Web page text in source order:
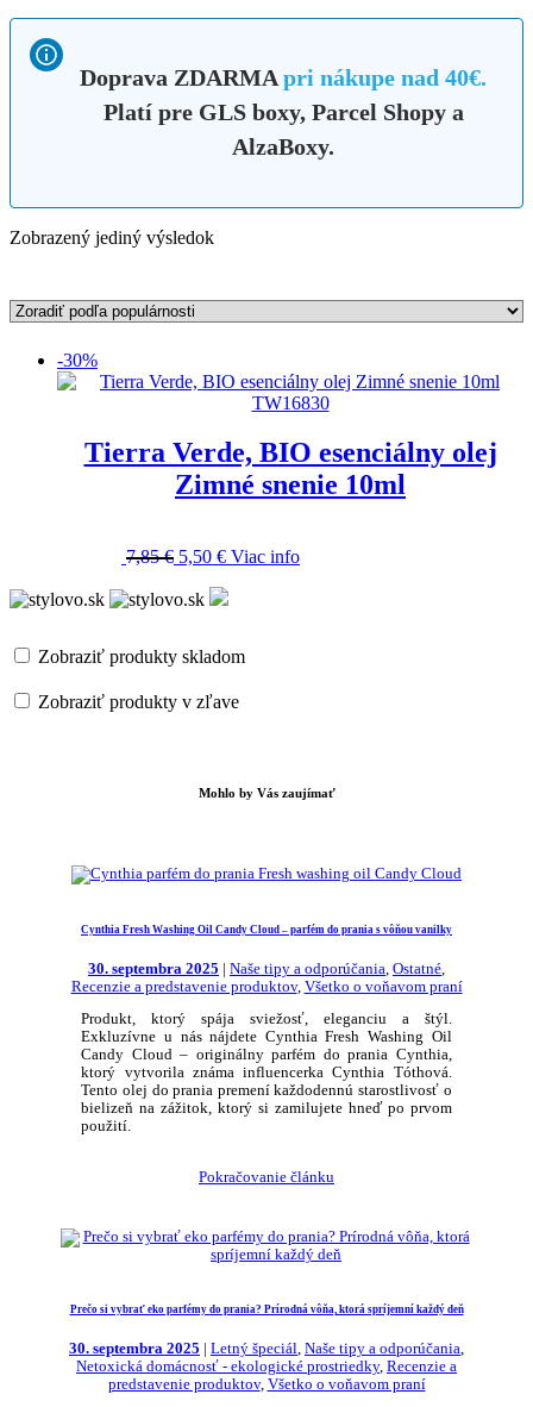
Doprava ZDARMApri nákupe nad 40€.
Platí pre GLS boxy, Parcel Shopy a
AlzaBoxy.
Zobrazený jediný výsledok
-30%
Tierra Verde, BIO esenciálny olej
Zimné snenie 10ml
7,85€ 5,50 € Viac info
Zobraziť produkty skladom
Zobraziť produkty v zľave
Mohlo by Vás zaujímať
Cynthia Fresh Washing Oil Candy Cloud – parfém do prania s vôňou vanilky
30. septembra 2025 | Naše tipy a odporúčania Ostatné
Recenzie a predstavenie produktov, Všetko o voňavom praní
Produkt, ktorý spája sviežosť, eleganciu a štýl.
Exkluzívne u nás nájdete Cynthia Fresh Washing Oil
Candy Cloud – originálny parfém do prania Cynthia,
ktorý vytvorila známa influencerka Cynthia Tóthová.
Tento olej do prania premení každodennú starostlivosť o
bielizeň na zážitok, ktorý si zamilujete hneď po prvom
použití.
Pokračovanie článku
Prečo si vybrať eko parfémy do prania? Prírodná vôňa, ktorá spríjemní každý deň
30. septembra 2025 | Letný špeciál Naše tipy a odporúčania
Netoxická domácnosť - ekologické prostriedky, Recenzie a
predstavenie produktov, Všetko o voňavom praní